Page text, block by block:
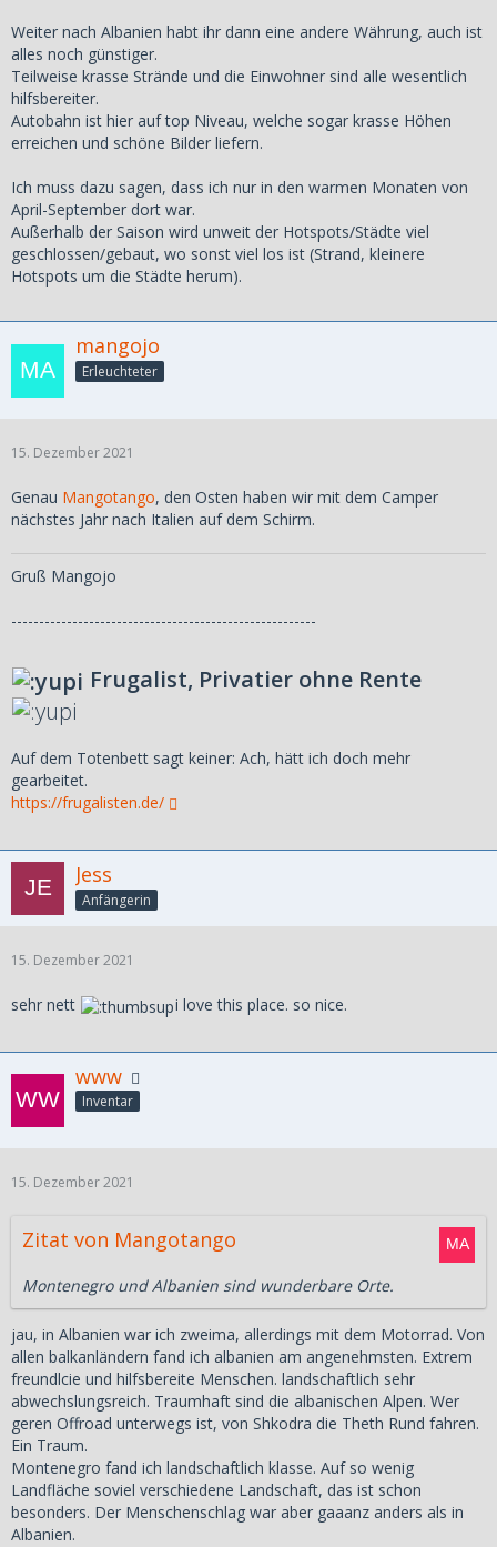
Weiter nach Albanien habt ihr dann eine andere Währung, auch ist
alles noch günstiger.
Teilweise krasse Strände und die Einwohner sind alle wesentlich
hilfsbereiter.
Autobahn ist hier auf top Niveau, welche sogar krasse Höhen
erreichen und schöne Bilder liefern.
Ich muss dazu sagen, dass ich nur in den warmen Monaten von
April-September dort war.
Außerhalb der Saison wird unweit der Hotspots/Städte viel
geschlossen/gebaut, wo sonst viel los ist (Strand, kleinere
Hotspots um die Städte herum).
mangojo
Erleuchteter
15. Dezember 2021
Genau Mangotango, den Osten haben wir mit dem Camper
nächstes Jahr nach Italien auf dem Schirm.
Gruß Mangojo
-------------------------------------------------------
Frugalist, Privatier ohne Rente
Auf dem Totenbett sagt keiner: Ach, hätt ich doch mehr
gearbeitet.
https://frugalisten.de/
Jess
Anfängerin
15. Dezember 2021
sehr nett i love this place. so nice.
www
Inventar
15. Dezember 2021
Zitat von Mangotango
Montenegro und Albanien sind wunderbare Orte.
jau, in Albanien war ich zweima, allerdings mit dem Motorrad. Von
allen balkanländern fand ich albanien am angenehmsten. Extrem
freundlcie und hilfsbereite Menschen. landschaftlich sehr
abwechslungsreich. Traumhaft sind die albanischen Alpen. Wer
geren Offroad unterwegs ist, von Shkodra die Theth Rund fahren.
Ein Traum.
Montenegro fand ich landschaftlich klasse. Auf so wenig
Landfläche soviel verschiedene Landschaft, das ist schon
besonders. Der Menschenschlag war aber gaaanz anders als in
Albanien.